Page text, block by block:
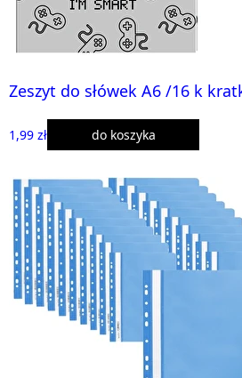
Zeszyt do słówek A6 /16 k
1,99 zł do koszyka